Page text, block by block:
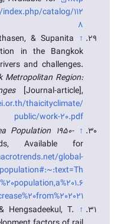
catalog/112
8
↑
& Supanita
in the Bangkok
and challenges.
Metropolitan Region:
[Journal-article],
thaicityclimate/
public/work-20.pdf
↑
Population 1950-
Available for
global-
↑
Hengsadeekul, T.